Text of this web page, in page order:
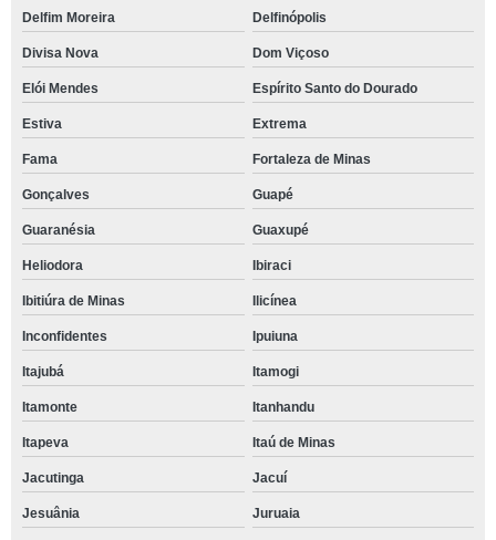
Delfim Moreira Delfinópolis
Divisa Nova Dom Viçoso
Elói Mendes Espírito Santo do Dourado
Estiva Extrema
Fama Fortaleza de Minas
Gonçalves Guapé
Guaranésia Guaxupé
Heliodora Ibiraci
Ibitiúra de Minas Ilicínea
Inconfidentes Ipuiuna
Itajubá Itamogi
Itamonte Itanhandu
Itapeva Itaú de Minas
Jacutinga Jacuí
Jesuânia Juruaia